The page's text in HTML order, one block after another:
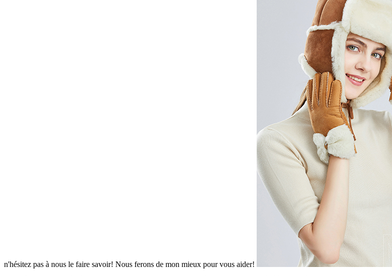
n'hésitez pas à nous le faire savoir! Nous ferons de mon mieux pour vous aider!